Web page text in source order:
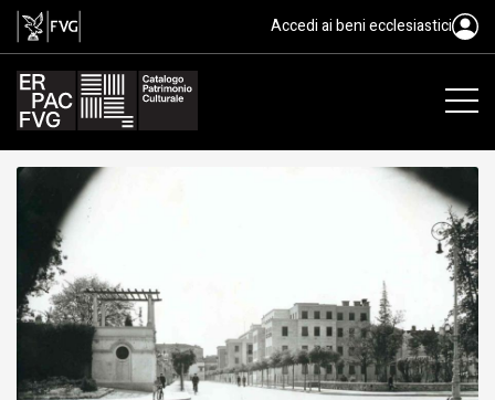
gelatina bromuro d'argento/
Accedi ai beni ecclesiastici